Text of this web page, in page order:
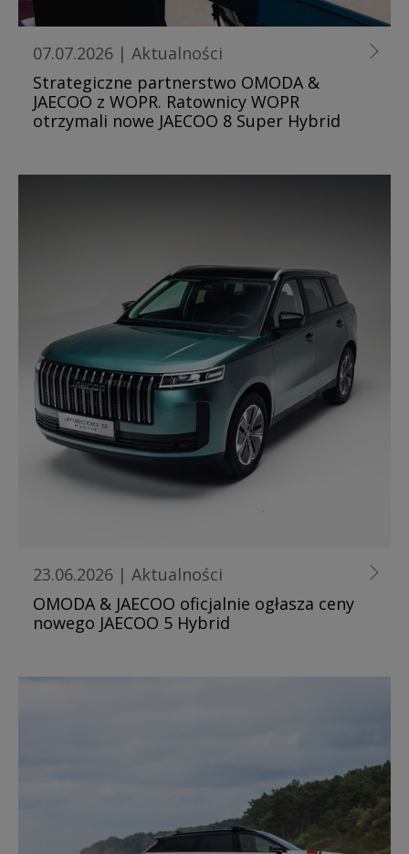
07.07.2026 | Aktualności
Strategiczne partnerstwo OMODA &
JAECOO z WOPR. Ratownicy WOPR
otrzymali nowe JAECOO 8 Super Hybrid
23.06.2026 | Aktualności
OMODA & JAECOO oficjalnie ogłasza ceny
nowego JAECOO 5 Hybrid